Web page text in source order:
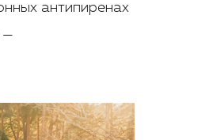
антипиренах
—